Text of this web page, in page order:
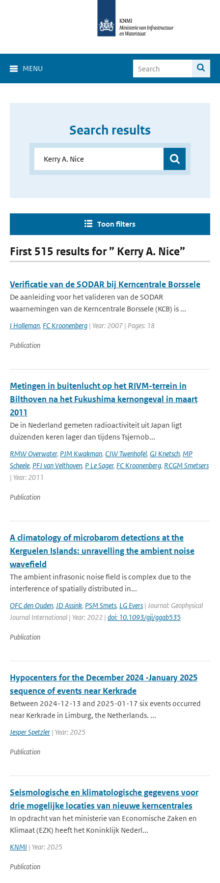
MENU
Search results
Toon filters
First 515 results for ” Kerry A. Nice”
Verificatie van de SODAR bij Kerncentrale Borssele
De aanleiding voor het valideren van de SODAR
waarnemingen van de Kerncentrale Borssele (KCB) is ...
I Holleman, FC Kroonenberg | Year: 2007 | Pages: 18
Publication
Metingen in buitenlucht op het RIVM-terrein in
Bilthoven na het Fukushima kernongeval in maart
2011
De in Nederland gemeten radioactiviteit uit Japan ligt
duizenden keren lager dan tijdens Tsjernob...
RMW Overwater, PJM Kwakman, CJW Twenhofel, GJ Knetsch, MP
Scheele, PFJ van Velthoven, P Le Sager, FC Kroonenberg, RCGM Smetsers
| Year: 2011
Publication
A climatology of microbarom detections at the
Kerguelen Islands: unravelling the ambient noise
wavefield
The ambient infrasonic noise field is complex due to the
interference of spatially distributed in...
OFC den Ouden, JD Assink, PSM Smets, LG Evers | Journal: Geophysical
Journal International | Year: 2022 | doi: 10.1093/gji/ggab535
Publication
Hypocenters for the December 2024 -January 2025
sequence of events near Kerkrade
Between 2024-12-13 and 2025-01-17 six events occurred
near Kerkrade in Limburg, the Netherlands. ...
Jesper Spetzler | Year: 2025
Publication
Seismologische en klimatologische gegevens voor
drie mogelijke locaties van nieuwe kerncentrales
In opdracht van het ministerie van Economische Zaken en
Klimaat (EZK) heeft het Koninklijk Nederl...
KNMI | Year: 2025
Publication